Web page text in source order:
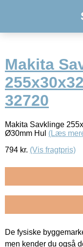
Makita
32720
Makita Savklinge
Ø30mm Hul (Læs
794 kr. (Vis fragtpris)
De fysiske
men kender du også